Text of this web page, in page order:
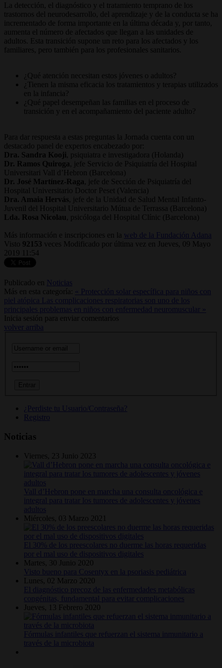
La detección, el diagnóstico y el tratamiento temprano de los
trastornos del neurodesarrollo, del aprendizaje y de la conducta se ha
incrementado de forma importante en la última década y, por tanto,
aumenta el número de afectados que llegan a las unidades de
adultos. Esta transición supone un reto para los afectados y los
familiares, pero también para los profesionales sanitarios.
¿Qué atención necesitan estos jóvenes o adultos?
¿Tienen la misma eficacia los tratamientos y terapias utilizados
en la infancia?
¿Qué papel desempeñan las familias en el proceso de
transición y en el acompañamiento del paciente adulto?
Para dar respuesta a estas preguntas la Jornada cuenta con un
destacado panel de expertos encabezado por:
Dra. Sandra Kooji , psiquiatra e investigadora (Holanda)
Dr. Ramos Quiroga , jefe Servicio de Psiquiatría del Hospital
Universitari Vall d’Hebron (Barcelona)
Dr. José Martínez-Raga , jefe de Sección de Psiquiatría del
Hospital Universitario Doctor Peset (Valencia)
Dra. Amaia Hervás , jefe de la Unidad de Salud Mental Infanto-
Juvenil del Hospital Universitario Mútua de Terrassa (Barcelona)
Lda. Rosa Nicolau
, psicóloga del Hospital Clínic (Barcelona)
Más información e inscripciones en la web de la Fundación Adana
Visto 92153 veces Modificado por última vez en Jueves, 09 Mayo
2019 11:54
Publicado en
Noticias
Más en esta categoría: « Protección solar específica para niños con
piel atópica Las complicaciones respiratorias son uno de los
principales problemas en niños con enfermedad neuromuscular »
Inicia sesión para enviar comentarios
volver arriba
¿Perdiste tu Usuario/Contraseña?
Registro
Noticias
Viernes, 23 Junio 2023
Vall d’Hebron pone en marcha una consulta oncológica e
integral para tratar los tumores de adolescentes y jóvenes
adultos
Miércoles, 03 Marzo 2021
El 30% de los preescolares no duerme las horas requeridas
por el mal uso de dispositivos digitales
Martes, 30 Junio 2020
Visto bueno para Cosentyx en la psoriasis pediátrica
Lunes, 02 Marzo 2020
El diagnóstico precoz de las enfermedades metabólicas
congénitas, fundamental para evitar complicaciones
Jueves, 13 Febrero 2020
Fórmulas infantiles que refuerzan el sistema inmunitario a
través de la microbiota